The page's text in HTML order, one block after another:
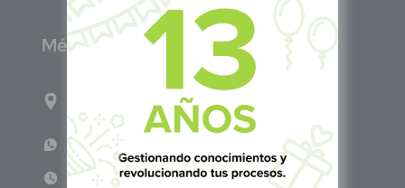
México
Calle Pitágoras 234, Col. Narvarte Poniente,
Alcaldía Benito Juárez, C.P. 03020, CDMX
WhatsApp: +52 1 331 407 6342
Lun - Vie 8:00 am - 5:00 pm